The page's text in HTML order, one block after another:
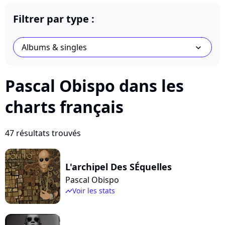
Filtrer par type :
Albums & singles chevron_bot
Pascal Obispo dans les
charts français
47 résultats trouvés
L'archipel Des SÉquelles
Pascal Obispo
timelineVoir les stats